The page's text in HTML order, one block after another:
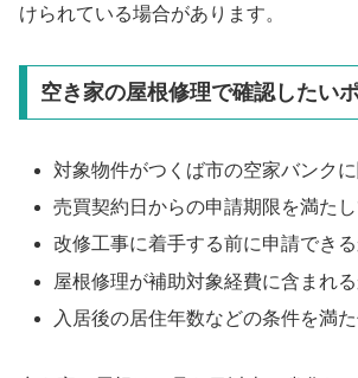
けられている場合があります。
空き家の屋根修理で確認したい
対象物件がつくば市の空家バンク
売買契約日からの申請期限を満た
改修工事に着手する前に申請でき
屋根修理が補助対象経費に含まれ
入居後の居住年数などの条件を満